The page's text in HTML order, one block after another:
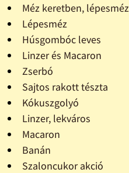
Méz keretben, lépesméz
Lépesméz
Húsgombóc leves
Linzer és Macaron
Zserbó
Sajtos rakott tészta
Kókuszgolyó
Linzer, lekváros
Macaron
Banán
Szaloncukor akció